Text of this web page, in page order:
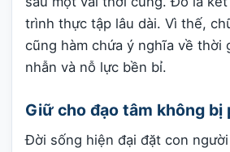
trình thực tập lâu dài. Vì thế,
cũng hàm chứa ý nghĩa về thời
nhẫn và nỗ lực bền bỉ.
Giữ cho đạo tâm không bị
Đời sống hiện đại đặt con